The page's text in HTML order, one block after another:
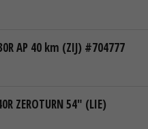
AP 40 km (ZIJ) #704777
ZEROTURN 54" (LIE)